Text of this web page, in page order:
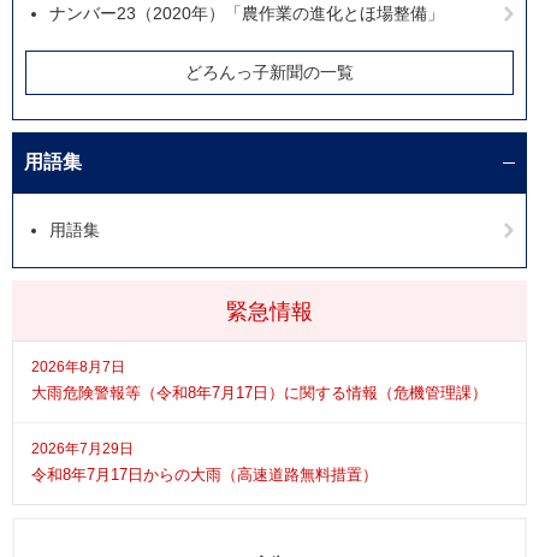
緊急情報
2026年8月7日
大雨危険警報等（令和8年7月17日）に関する情報（危機管理課）
2026年7月29日
令和8年7月17日からの大雨（高速道路無料措置）
ナンバー23（2020年）「農作業の進化とほ場整備」
どろんっ子新聞の一覧
用語集
用語集